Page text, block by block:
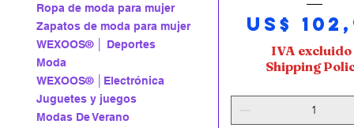
Ropa de moda para mujer
Zapatos de moda para mujer
WEXOOS® │ Deportes
Moda
WEXOOS® │Electrónica
Juguetes y juegos
Modas De Verano
Precio
US$
IVA excluido
Shipping